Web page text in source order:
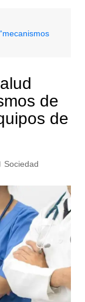
de
de
Sociedad